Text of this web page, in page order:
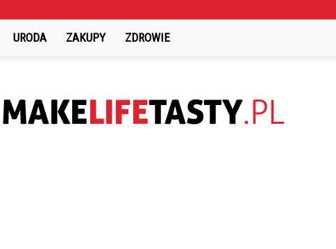
URODA ZAKUPY ZDROWIE